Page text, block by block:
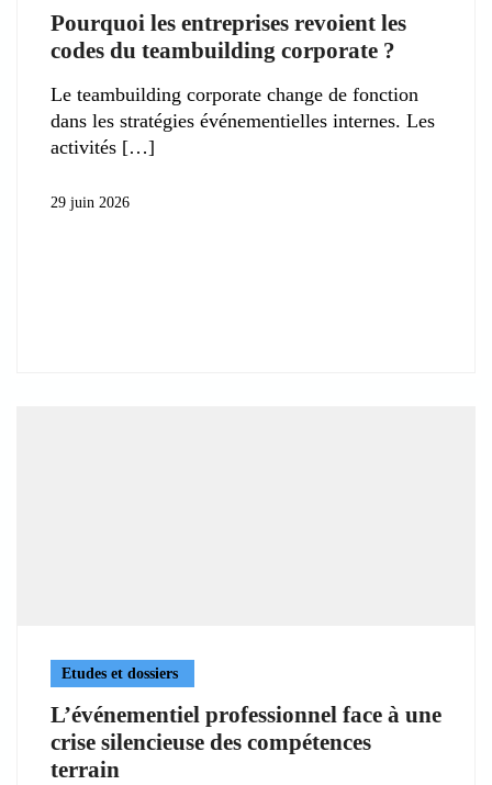
Pourquoi les entreprises revoient les
codes du teambuilding corporate ?
Le teambuilding corporate change de fonction
dans les stratégies événementielles internes. Les
activités
29 juin 2026
Etudes et dossiers
L’événementiel professionnel face à une
crise silencieuse des compétences
terrain